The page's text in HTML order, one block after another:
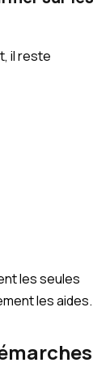
il reste
les seules
les aides.